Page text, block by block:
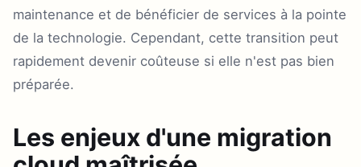
maintenance et de bénéficier de services à la pointe
de la technologie. Cependant, cette transition peut
rapidement devenir coûteuse si elle n'est pas bien
préparée.
Les enjeux d'une migration